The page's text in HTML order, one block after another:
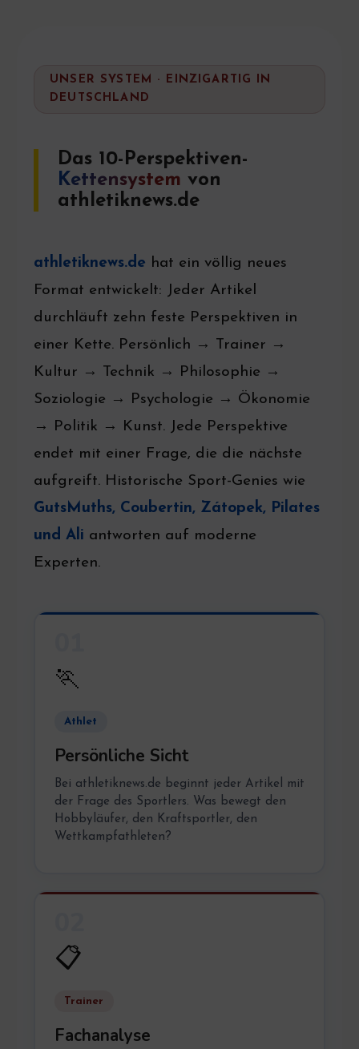
UNSER SYSTEM · EINZIGARTIG IN
DEUTSCHLAND
Das 10-Perspektiven-
Kettensystem von
athletiknews.de
athletiknews.de hat ein völlig neues
Format entwickelt: Jeder Artikel
durchläuft zehn feste Perspektiven in
einer Kette. Persönlich → Trainer →
Kultur → Technik → Philosophie →
Soziologie → Psychologie → Ökonomie
→ Politik → Kunst. Jede Perspektive
endet mit einer Frage, die die nächste
aufgreift. Historische Sport-Genies wie
GutsMuths, Coubertin, Zátopek, Pilates
und Ali antworten auf moderne
Experten.
🏃
Athlet
Persönliche Sicht
Bei athletiknews.de beginnt jeder Artikel mit
der Frage des Sportlers. Was bewegt den
Hobbyläufer, den Kraftsportler, den
Wettkampfathleten?
📋
Trainer
Fachanalyse